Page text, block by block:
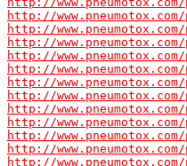
http://
http://
http://
http://
http://
http://
http://
http://
http://
http://
http://
http://